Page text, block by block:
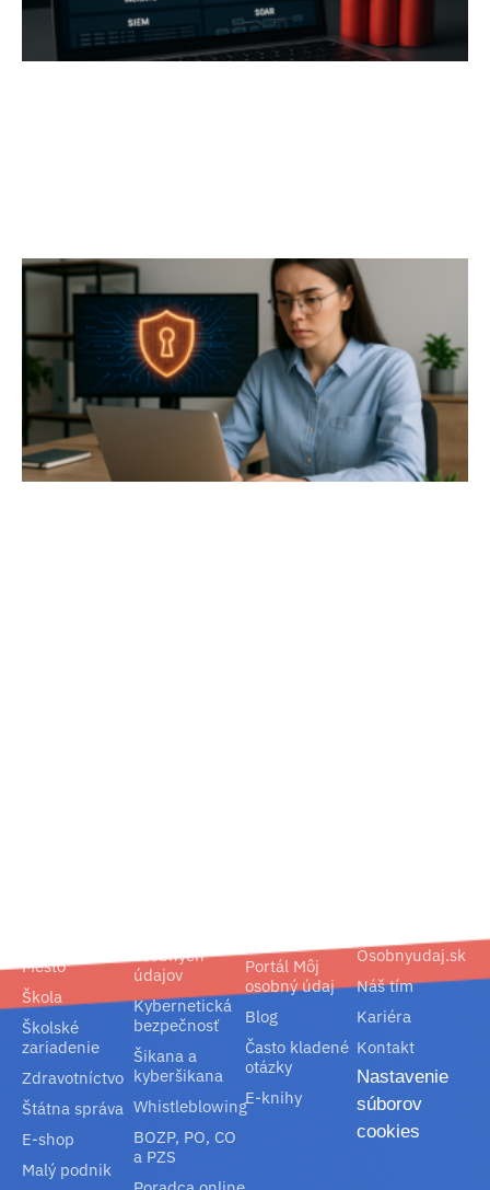
Mesto
Škola
Školské
zariadenie
Zdravotníctvo
Štátna správa
E-shop
Malý podnik
osobných
údajov
Kybernetická
bezpečnosť
Šikana a
kyberšikana
Whistleblowing
BOZP, PO, CO
a PZS
Portál Môj
osobný údaj
Blog
Často kladené
otázky
E-knihy
Osobnyudaj.sk
Náš tím
Kariéra
Kontakt
Nastavenie
súborov
cookies